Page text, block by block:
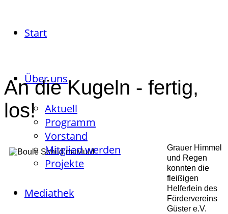
Start
Über uns
Aktuell
Programm
Vorstand
Mitglied werden
Projekte
Mediathek
An die Kugeln - fertig,
los!
Grauer Himmel
und Regen
konnten die
fleißigen
Helferlein des
Fördervereins
Güster e.V.